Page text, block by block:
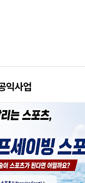
익사업